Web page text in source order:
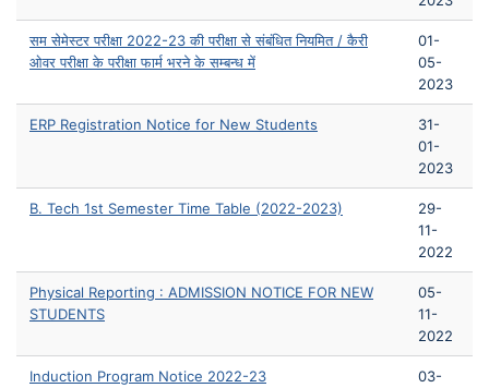
सम सेमेस्टर परीक्षा 2022-23 की परीक्षा से संबंधित नियमित / कैरी
ओवर परीक्षा के परीक्षा फार्म भरने के सम्बन्ध में
01-
05-
2023
ERP Registration Notice for New Students
31-
01-
2023
B. Tech 1st Semester Time Table (2022-2023)
29-
11-
2022
Physical Reporting : ADMISSION NOTICE FOR NEW
STUDENTS
05-
11-
2022
Induction Program Notice 2022-23
03-